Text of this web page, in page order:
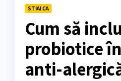
STIAI CA
Cum să
probiotice
anti-